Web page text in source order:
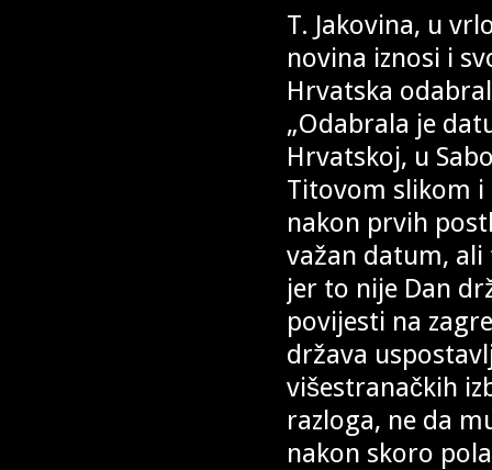
T. Jakovina, u
novina iznosi i
Hrvatska
„Odabrala je
Hrvatskoj, u
Titovom slikom i
nakon prvih
važan datum,
jer to nije Dan
povijesti na
država
višestranačkih
razloga, ne da
nakon skoro